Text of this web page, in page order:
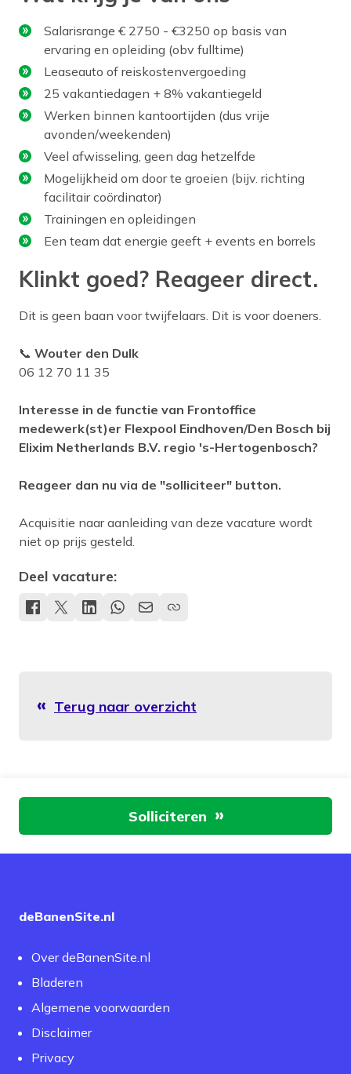
Salarisrange € 2750 - €3250 op basis van
ervaring en opleiding (obv fulltime)
Leaseauto of reiskostenvergoeding
25 vakantiedagen + 8% vakantiegeld
Werken binnen kantoortijden (dus vrije
avonden/weekenden)
Veel afwisseling, geen dag hetzelfde
Mogelijkheid om door te groeien (bijv. richting
facilitair coördinator)
Trainingen en opleidingen
Een team dat energie geeft + events en borrels
Klinkt goed? Reageer direct.
Dit is geen baan voor twijfelaars. Dit is voor doeners.
📞 Wouter den Dulk
06 12 70 11 35
Interesse in de functie van Frontoffice
medewerk(st)er Flexpool Eindhoven/Den Bosch bij
Elixim Netherlands B.V. regio 's-Hertogenbosch?
Reageer dan nu via de "solliciteer" button.
Acquisitie naar aanleiding van deze vacature wordt
niet op prijs gesteld.
Deel vacature:
Terug naar overzicht
Aan de slagSolliciteren
deBanenSite.nl
Over deBanenSite.nl
Bladeren
Algemene voorwaarden
Disclaimer
Privacy